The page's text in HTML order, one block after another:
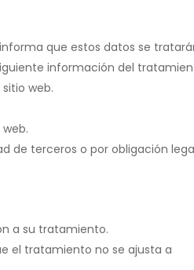
informa que estos datos se
información del
web.
de terceros o por obligación
a su tratamiento.
el tratamiento no se ajusta a